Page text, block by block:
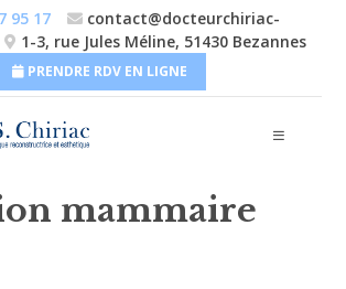
95 17
contact@docteurchiriac-
1-3, rue Jules Méline, 51430 Bezannes
PRENDRE RDV EN LIGNE
mammaire
visage